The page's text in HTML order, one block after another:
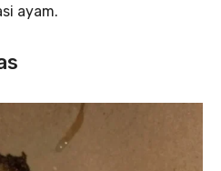
ayam.